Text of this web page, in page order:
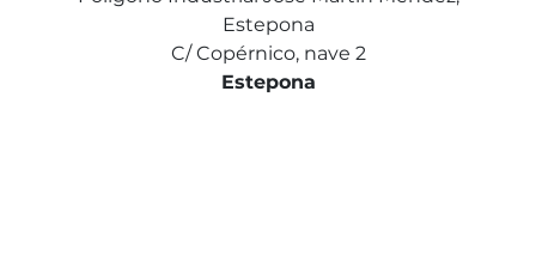
Estepona
C/ Copérnico, nave 2
Estepona